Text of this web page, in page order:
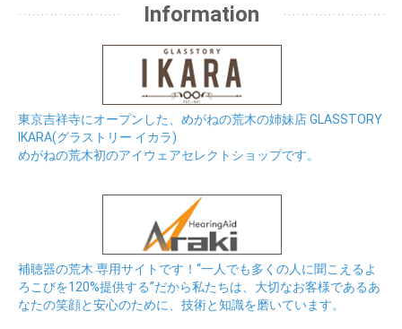
Information
東京吉祥寺にオープンした、めがねの荒木の姉妹店 GLASSTORY
IKARA(グラストリー イカラ)
めがねの荒木初のアイウェアセレクトショップです。
補聴器の荒木 専用サイトです！“一人でも多くの人に聞こえるよ
ろこびを120%提供する”だから私たちは、大切なお客様であるあ
なたの笑顔と安心のために、技術と知識を磨いています。